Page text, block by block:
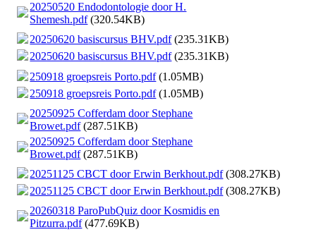
20250520 Endodontologie door H.
Shemesh.pdf(320.54KB)
20250620 basiscursus BHV.pdf(235.31KB)
20250620 basiscursus BHV.pdf(235.31KB)
250918 groepsreis Porto.pdf(1.05MB)
250918 groepsreis Porto.pdf(1.05MB)
20250925 Cofferdam door Stephane
Browet.pdf(287.51KB)
20250925 Cofferdam door Stephane
Browet.pdf(287.51KB)
20251125 CBCT door Erwin Berkhout.pdf(308.27KB)
20251125 CBCT door Erwin Berkhout.pdf(308.27KB)
20260318 ParoPubQuiz door Kosmidis en
Pitzurra.pdf(477.69KB)